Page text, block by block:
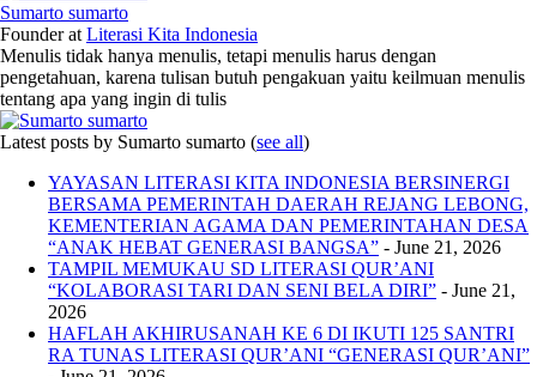
Sumarto sumarto
Founderat Literasi Kita Indonesia
Menulis tidak hanya menulis, tetapi menulis harus dengan
pengetahuan, karena tulisan butuh pengakuan yaitu keilmuan menulis
tentang apa yang ingin di tulis
Latest posts by Sumarto sumarto (see all)
YAYASAN LITERASI KITA INDONESIA BERSINERGI
BERSAMA PEMERINTAH DAERAH REJANG LEBONG,
KEMENTERIAN AGAMA DAN PEMERINTAHAN DESA
“ANAK HEBAT GENERASI BANGSA” - June 21, 2026
TAMPIL MEMUKAU SD LITERASI QUR’ANI
“KOLABORASI TARI DAN SENI BELA DIRI” - June 21,
2026
HAFLAH AKHIRUSANAH KE 6 DI IKUTI 125 SANTRI
RA TUNAS LITERASI QUR’ANI “GENERASI QUR’ANI”